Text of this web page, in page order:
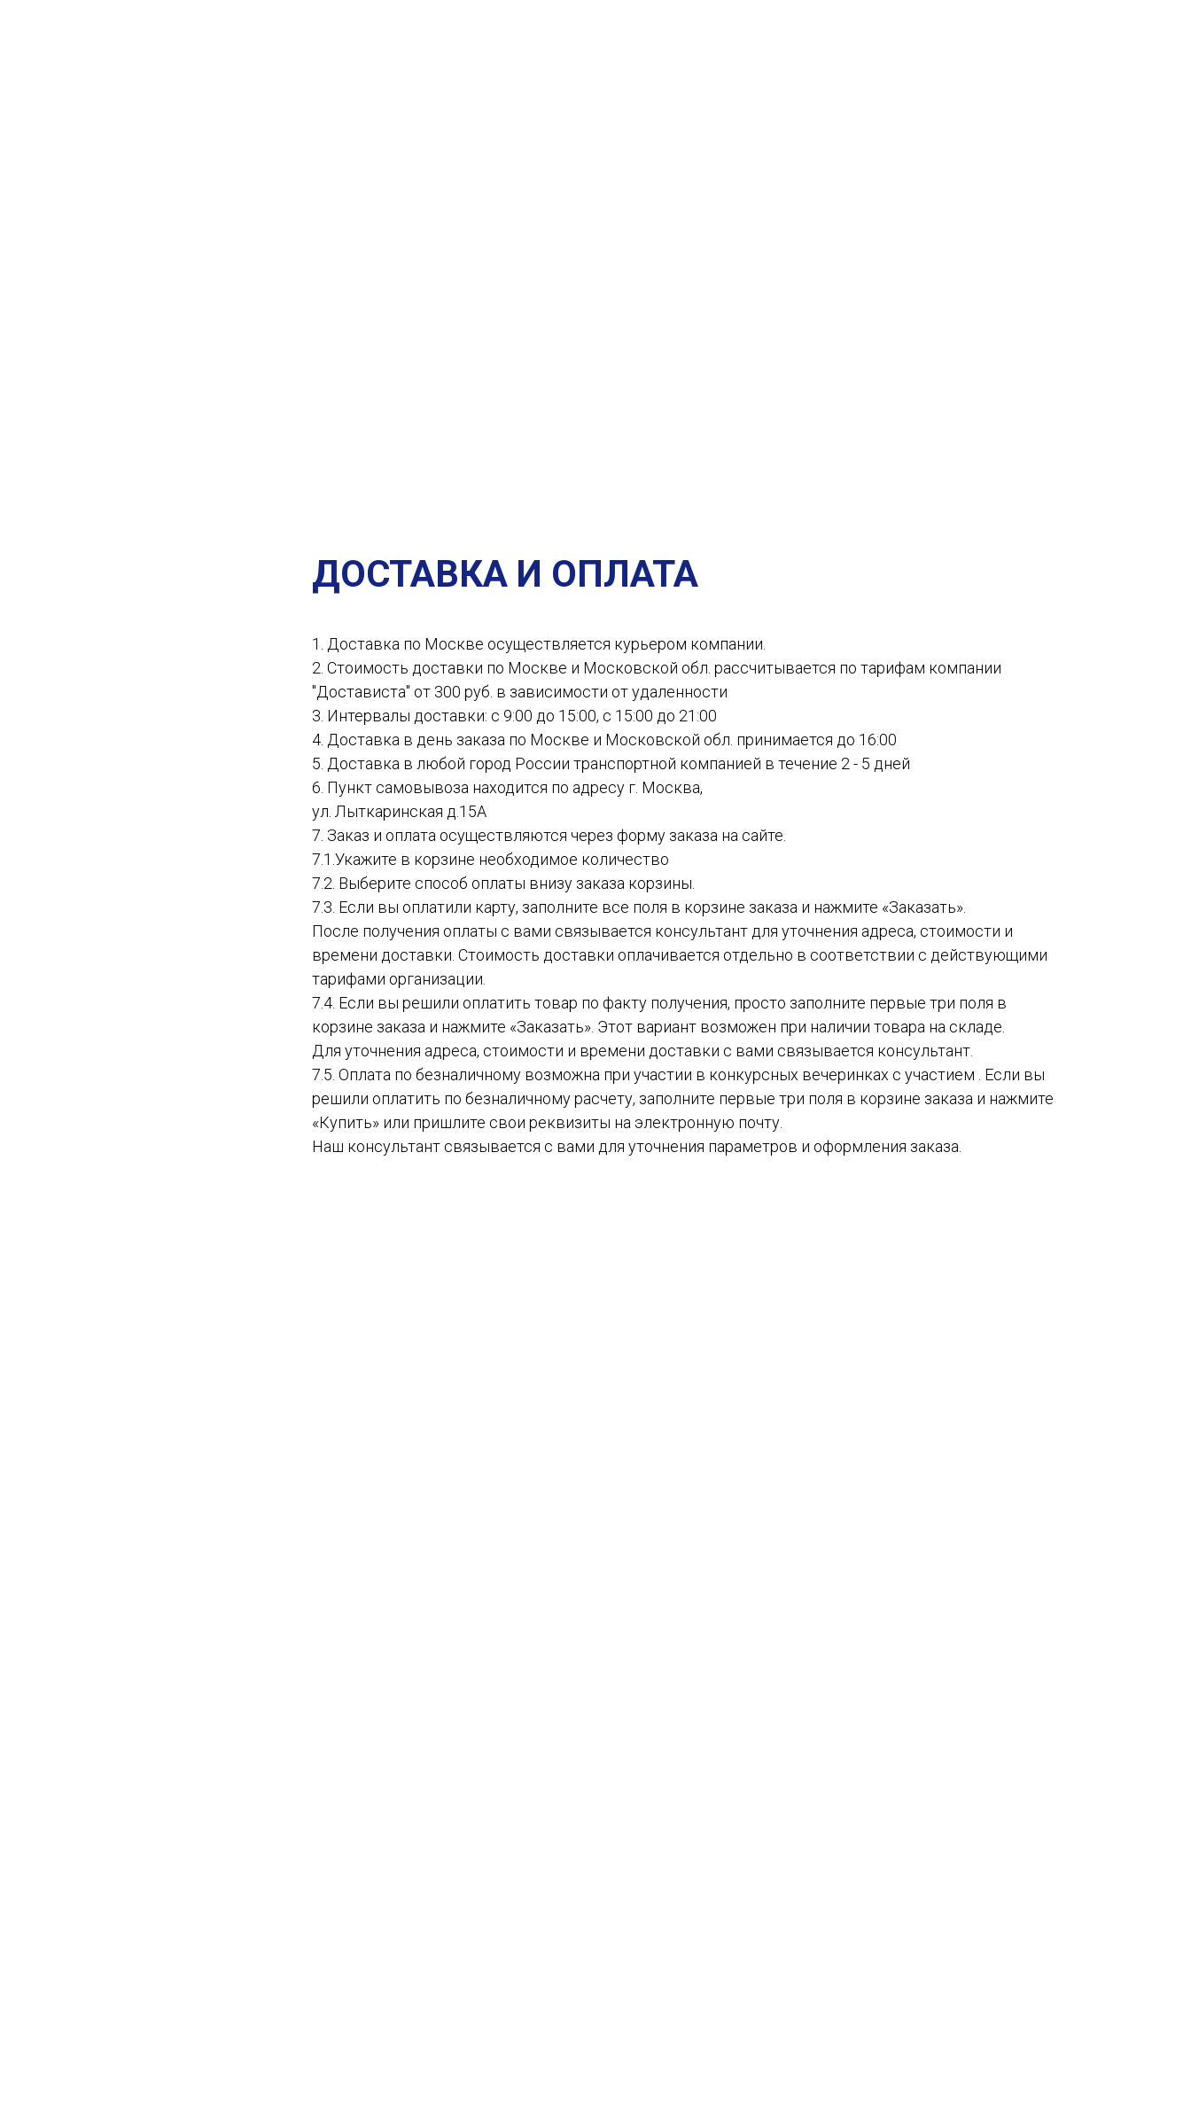
ДОСТАВКА И ОПЛАТА
1. Доставка по Москве осуществляется курьером компании.
2. Стоимость доставки по Москве и Московской обл. рассчитывается по тарифам компании
"Достависта" от 300 руб. в зависимости от удаленности
3. Интервалы доставки: с 9:00 до 15:00, с 15:00 до 21:00
4. Доставка в день заказа по Москве и Московской обл. принимается до 16:00
5. Доставка в любой город России транспортной компанией в течение 2 - 5 дней
6. Пункт самовывоза находится по адресу г. Москва,
ул. Лыткаринская д.15А
7. Заказ и оплата осуществляются через форму заказа на сайте.
7.1.Укажите в корзине необходимое количество
7.2. Выберите способ оплаты внизу заказа корзины.
7.3. Если вы оплатили карту, заполните все поля в корзине заказа и нажмите «Заказать».
После получения оплаты с вами связывается консультант для уточнения адреса, стоимости и
времени доставки. Стоимость доставки оплачивается отдельно в соответствии с действующими
тарифами организации.
7.4. Если вы решили оплатить товар по факту получения, просто заполните первые три поля в
корзине заказа и нажмите «Заказать». Этот вариант возможен при наличии товара на складе.
Для уточнения адреса, стоимости и времени доставки с вами связывается консультант.
7.5. Оплата по безналичному возможна при участии в конкурсных вечеринках с участием . Если вы
решили оплатить по безналичному расчету, заполните первые три поля в корзине заказа и нажмите
«Купить» или пришлите свои реквизиты на электронную почту.
Наш консультант связывается с вами для уточнения параметров и оформления заказа.